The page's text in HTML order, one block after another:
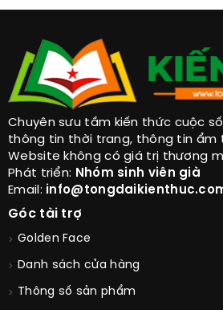
Chuyên sưu tầm kiến thức cuộc
thông tin thời trang, thông tin ẩm
Website không có giá trị thương
Phát triển: Nhóm sinh viên già
Email:
Góc tài trợ
Golden Face
Danh sách cửa hàng
Thông số sản phẩm